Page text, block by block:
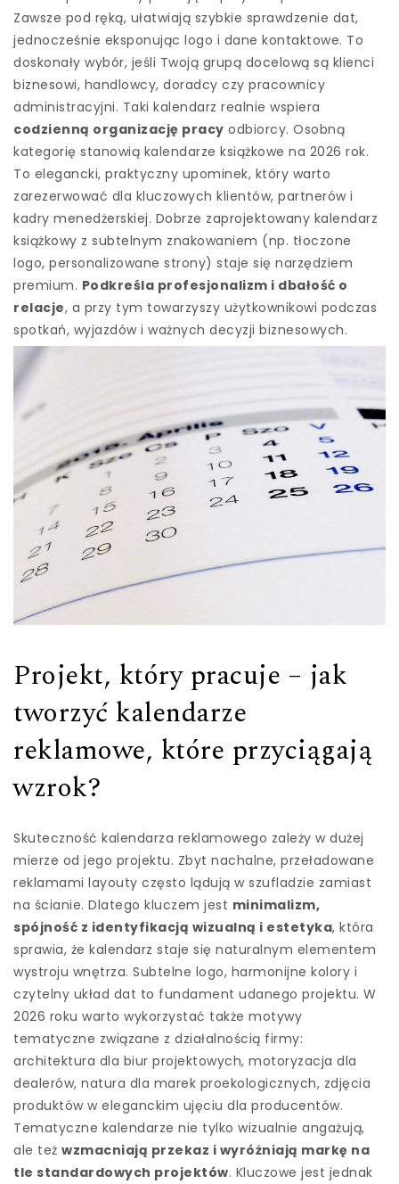
Zawsze pod ręką, ułatwiają szybkie sprawdzenie dat,
jednocześnie eksponując logo i dane kontaktowe. To
doskonały wybór, jeśli Twoją grupą docelową są klienci
biznesowi, handlowcy, doradcy czy pracownicy
administracyjni. Taki kalendarz realnie wspiera
codzienną organizację pracy odbiorcy. Osobną
kategorię stanowią kalendarze książkowe na 2026 rok.
To elegancki, praktyczny upominek, który warto
zarezerwować dla kluczowych klientów, partnerów i
kadry menedżerskiej. Dobrze zaprojektowany kalendarz
książkowy z subtelnym znakowaniem (np. tłoczone
logo, personalizowane strony) staje się narzędziem
premium. Podkreśla profesjonalizm i dbałość o
relacje, a przy tym towarzyszy użytkownikowi podczas
spotkań, wyjazdów i ważnych decyzji biznesowych.
Projekt, który pracuje – jak
tworzyć kalendarze
reklamowe, które przyciągają
wzrok?
Skuteczność kalendarza reklamowego zależy w dużej
mierze od jego projektu. Zbyt nachalne, przeładowane
reklamami layouty często lądują w szufladzie zamiast
na ścianie. Dlatego kluczem jest minimalizm,
spójność z identyfikacją wizualną i estetyka, która
sprawia, że kalendarz staje się naturalnym elementem
wystroju wnętrza. Subtelne logo, harmonijne kolory i
czytelny układ dat to fundament udanego projektu. W
2026 roku warto wykorzystać także motywy
tematyczne związane z działalnością firmy:
architektura dla biur projektowych, motoryzacja dla
dealerów, natura dla marek proekologicznych, zdjęcia
produktów w eleganckim ujęciu dla producentów.
Tematyczne kalendarze nie tylko wizualnie angażują,
ale też wzmacniają przekaz i wyróżniają markę na
tle standardowych projektów. Kluczowe jest jednak